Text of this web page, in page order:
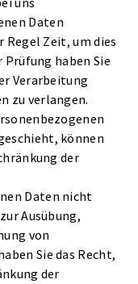
Daten
Zeit, um dies
Prüfung haben Sie
Verarbeitung
zu verlangen.
können
der
Daten nicht
Ausübung,
von
Sie das Recht,
der